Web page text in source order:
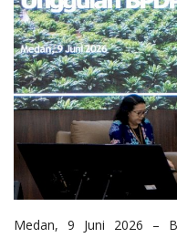
Pengumuman
Tentang Sawit
Riset
Hubungi Kami
Indonesia
Medan, 9 Juni 2026 –